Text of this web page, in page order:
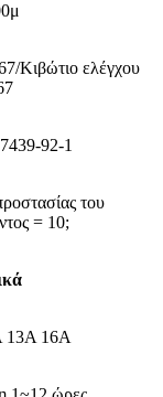
Κιβώτιο ελέγχου
92-1
του
= 10;
13Α 16Α